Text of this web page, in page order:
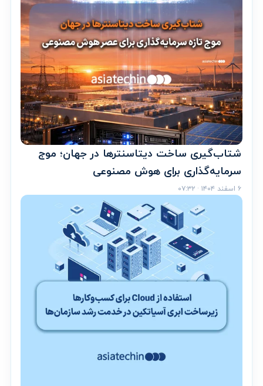
شتاب‌گیری ساخت دیتاسنترها در جهان؛ موج
سرمایه‌گذاری برای هوش مصنوعی
۶ اسفند ۱۴۰۴ · ۰۷:۳۲